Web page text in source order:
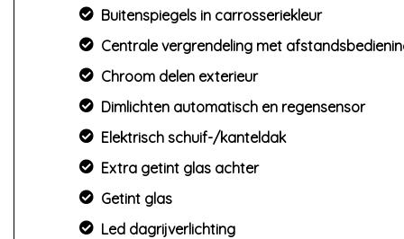
Buitenspiegels in carrosseriekleur
Centrale vergrendeling met
Chroom delen exterieur
Dimlichten automatisch en regensensor
Elektrisch schuif-/kanteldak
Extra getint glas achter
Getint glas
Led dagrijverlichting